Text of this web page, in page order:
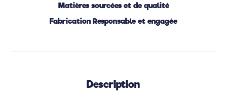
Matières sourcées et de qualité
Fabrication Responsable et engagée
Description